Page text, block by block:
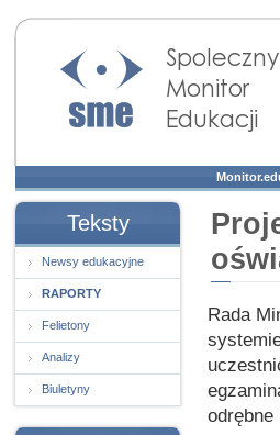
Społeczny Monitor
Edukacji
Teksty
Newsy edukacyjne
RAPORTY
Felietony
Analizy
Biuletyny
Rada